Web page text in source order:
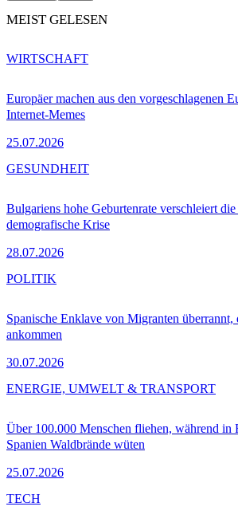
MEIST GELESEN
Europäer machen aus den vorgeschlagenen
Internet-Memes
25.07.2026
WIRTSCHAFT
Bulgariens hohe Geburtenrate verschleiert
demografische Krise
28.07.2026
GESUNDHEIT
Spanische Enklave von Migranten überrannt,
ankommen
30.07.2026
POLITIK
Über 100.000 Menschen fliehen, während in
Spanien Waldbrände wüten
25.07.2026
ENERGIE, UMWELT & TRANSPORT
TECH